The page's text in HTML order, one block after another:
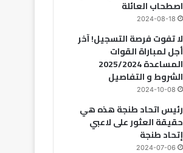
اصطحاب العائلة
2024-08-18
لا تفوت فرصة التسجيل! آخر
أجل لمباراة القوات
المساعدة 2025/2024
الشروط و التفاصيل
2024-10-08
رئيس اتحاد طنجة هذه هي
حقيقة العثور على لاعبي
إتحاد طنجة
2024-07-06